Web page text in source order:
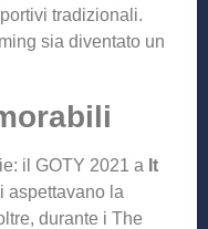
tradizionali.
sia diventato un
il GOTY 2021 a It
aspettavano la
durante i The